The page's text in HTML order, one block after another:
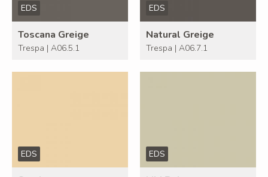
EDS
Toscana Greige
Trespa | A06.5.1
EDS
Natural Greige
Trespa | A06.7.1
EDS EDS